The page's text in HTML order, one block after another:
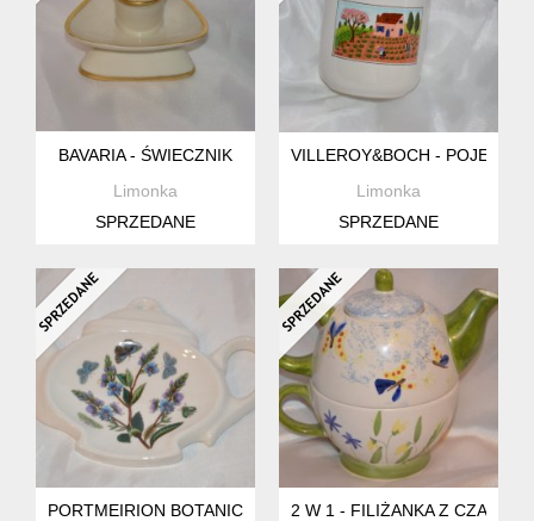
BAVARIA - ŚWIECZNIK
Limonka
SPRZEDANE
VILLEROY&BOCH - POJEMNIK
Limonka
SPRZEDANE
PORTMEIRION BOTANIC GARDEN - NA TOREBKĘ
2 W 1 - FILIŻANKA Z